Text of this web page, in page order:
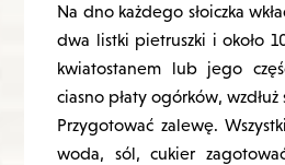
Na dno każdego słoiczka
dwa listki pietruszki i około
kwiatostanem lub jego
ciasno płaty ogórków, wzdłuż
Przygotować zalewę.
woda, sól, cukier